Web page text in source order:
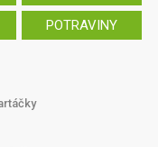
POTRAVINY